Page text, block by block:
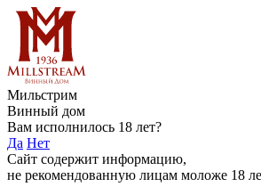
Мильстрим
Винный дом
Вам исполнилось 18 лет?
Да Нет
Сайт содержит информацию,
не рекомендованную лицам моложе 18